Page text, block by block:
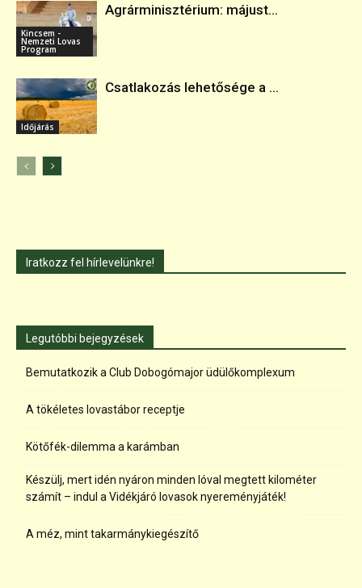
Kincsem -
Nemzeti Lovas
Program
Agrárminisztérium: májust...
Időjárás
Csatlakozás lehetősége a ...
Iratkozz fel hírlevelünkre!
Legutóbbi bejegyzések
Bemutatkozik a Club Dobogómajor üdülőkomplexum
A tökéletes lovastábor receptje
Kötőfék-dilemma a karámban
Készülj, mert idén nyáron minden lóval megtett kilométer
számít – indul a Vidékjáró lovasok nyereményjáték!
A méz, mint takarmánykiegészítő